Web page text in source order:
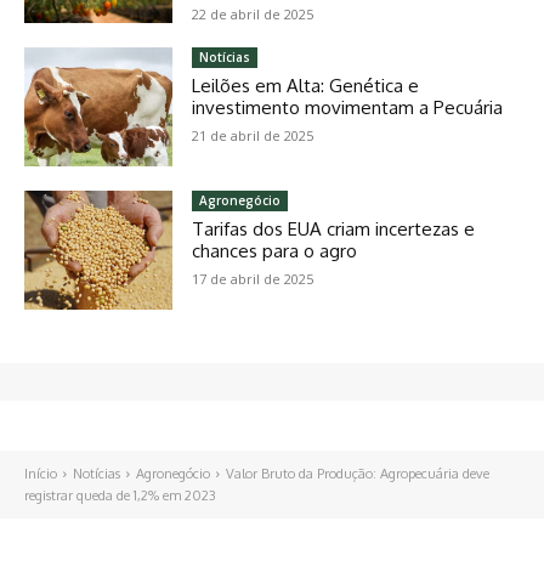
22 de abril de 2025
Notícias
Leilões em Alta: Genética e
investimento movimentam a Pecuária
21 de abril de 2025
Agronegócio
Tarifas dos EUA criam incertezas e
chances para o agro
17 de abril de 2025